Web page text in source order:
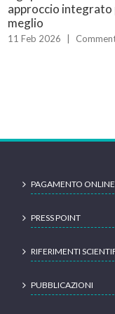
approccio
meglio
11 Feb 2026
PAGAMENTO ONLINE
PRESS POINT
RIFERIMENTI
PUBBLICAZIONI